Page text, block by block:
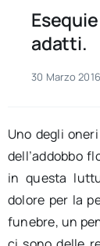
adatti.
30 Marzo
Uno degli
dell’addobbo
in questa
dolore per la
funebre, un